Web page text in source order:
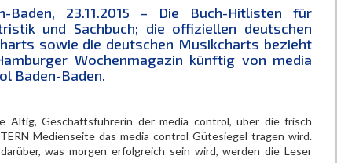
Baden, 23.11.2015 – Die Buch-Hitlisten für
und Sachbuch; die offiziellen deutschen
sowie die deutschen Musikcharts bezieht
Wochenmagazin künftig von media
Baden-Baden.
Altig, Geschäftsführerin der media control, über die frisch
Medienseite das media control Gütesiegel tragen wird.
was morgen erfolgreich sein wird, werden die Leser